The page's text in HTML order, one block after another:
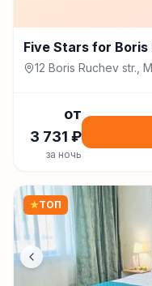
Five Stars for Boris
12 Boris Ruchev str.,
от
3 731 ₽
за ночь
★ТОП